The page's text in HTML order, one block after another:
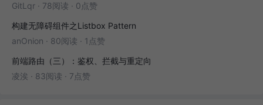
GitLqr · 78阅读 · 0点赞
构建无障碍组件之Listbox Pattern
anOnion · 80阅读 · 1点赞
前端路由（三）：鉴权、拦截与重定向
凌涘 · 83阅读 · 7点赞